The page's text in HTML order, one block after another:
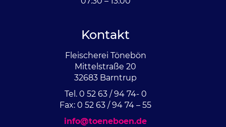
Kontakt
Fleischerei Tönebön
Mittelstraße 20
32683 Barntrup
Tel. 0 52 63 / 94 74- 0
Fax: 0 52 63 / 94 74 – 55
info@toeneboen.de